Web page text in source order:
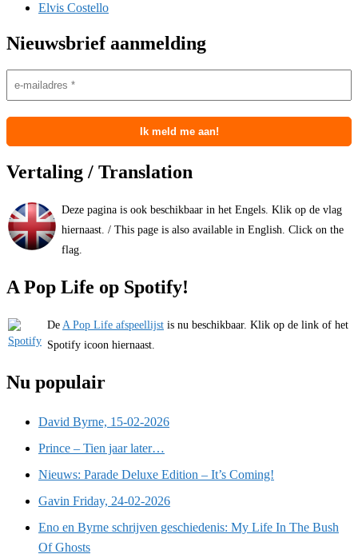
Elvis Costello
Nieuwsbrief aanmelding
Vertaling / Translation
Deze pagina is ook beschikbaar in het Engels. Klik op de vlag
hiernaast. / This page is also available in English. Click on the
flag.
A Pop Life op Spotify!
De A Pop Life afspeellijst is nu beschikbaar. Klik op de link of het
Spotify icoon hiernaast.
Nu populair
David Byrne, 15-02-2026
Prince – Tien jaar later…
Nieuws: Parade Deluxe Edition – It’s Coming!
Gavin Friday, 24-02-2026
Eno en Byrne schrijven geschiedenis: My Life In The Bush
Of Ghosts